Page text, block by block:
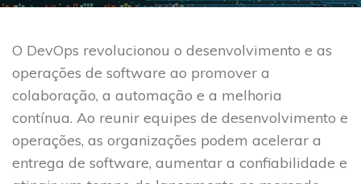
O DevOps revolucionou o desenvolvimento e as
operações de software ao promover a
colaboração, a automação e a melhoria
contínua. Ao reunir equipes de desenvolvimento e
operações, as organizações podem acelerar a
entrega de software, aumentar a confiabilidade e